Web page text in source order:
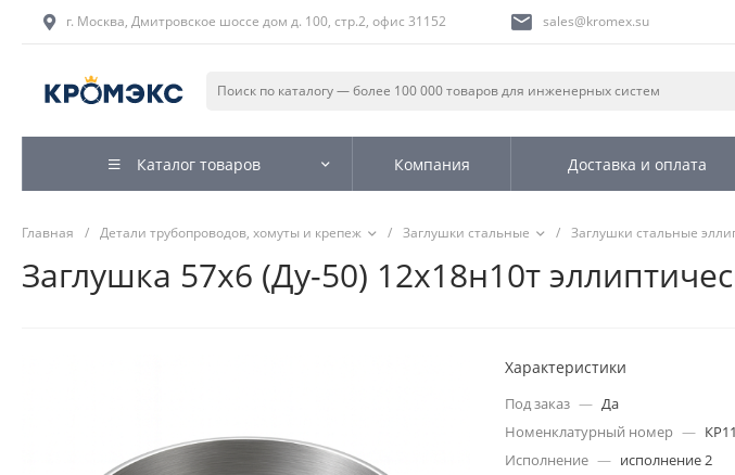
г. Москва, Дмитровское шоссе дом д. 100, стр.2, офис 31152 sales@kromex.su
Каталог товаров Компания Доставка и оплата
Главная / Детали трубопроводов, хомуты и крепеж / Заглушки стальные / Заглушки стальные
Заглушка 57х6 (Ду-50) 12х18н10т
Характеристики
Под заказ — Да
Номенклатурный номер —
Исполнение — исполнение 2